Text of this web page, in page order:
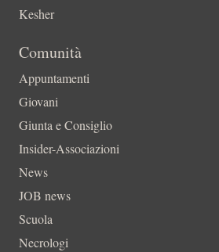
Kesher
Comunità
Appuntamenti
Giovani
Giunta e Consiglio
Insider-Associazioni
News
JOB news
Scuola
Necrologi